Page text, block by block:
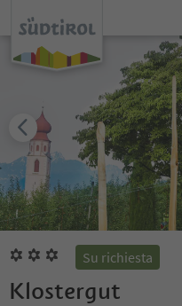
Su richiesta
Klostergut